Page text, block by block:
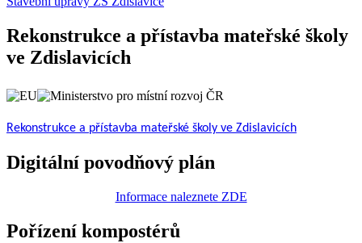
Rekonstrukce a přístavba mateřské školy
ve Zdislavicích
Rekonstrukce a přístavba mateřské školy ve Zdislavicích
Digitální povodňový plán
Informace naleznete ZDE
Pořízení kompostérů